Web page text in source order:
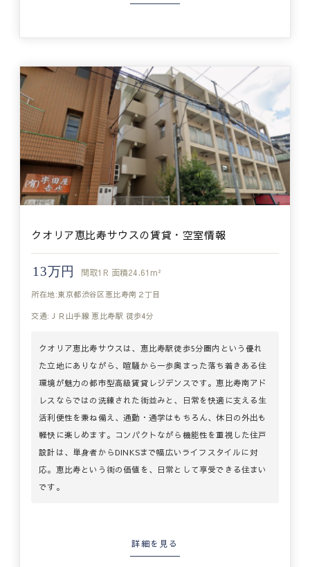
クオリア恵比寿サウスの賃貸・空室情報
13万円 間取1R 面積24.61m²
所在地:東京都渋谷区恵比寿南２丁目
交通:ＪＲ山手線 恵比寿駅 徒歩4分
クオリア恵比寿サウスは、恵比寿駅徒歩5分圏内という優れ
た立地にありながら、喧騒から一歩奥まった落ち着きある住
環境が魅力の都市型高級賃貸レジデンスです。恵比寿南アド
レスならではの洗練された街並みと、日常を快適に支える生
活利便性を兼ね備え、通勤・通学はもちろん、休日の外出も
軽快に楽しめます。コンパクトながら機能性を重視した住戸
設計は、単身者からDINKSまで幅広いライフスタイルに対
応。恵比寿という街の価値を、日常として享受できる住まい
です。
詳細を見る